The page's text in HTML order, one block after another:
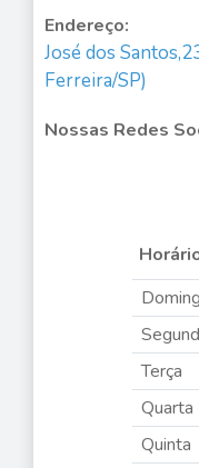
Endereço:
José dos
Ferreira/SP)
Nossas Redes
Terça
Quarta
Quinta